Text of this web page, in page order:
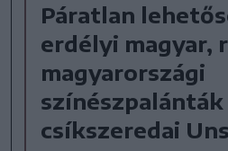
Páratlan
erdélyi magyar,
magyarországi
színészpalánták
csíkszeredai